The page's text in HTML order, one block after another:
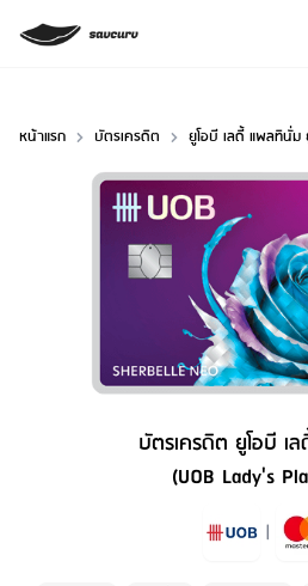
หน้าแรก บัตรเครดิต ยูโอบี เลดี้ แพลทินั่ม
บัตรเครดิต ยูโอบี เ
(UOB Lady's
|